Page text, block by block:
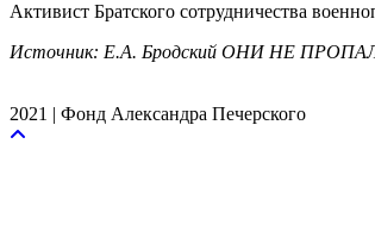
Активист Братского сотрудничества
Источник: Е.А. Бродский ОНИ НЕ
2021 | Фонд Александра Печерского